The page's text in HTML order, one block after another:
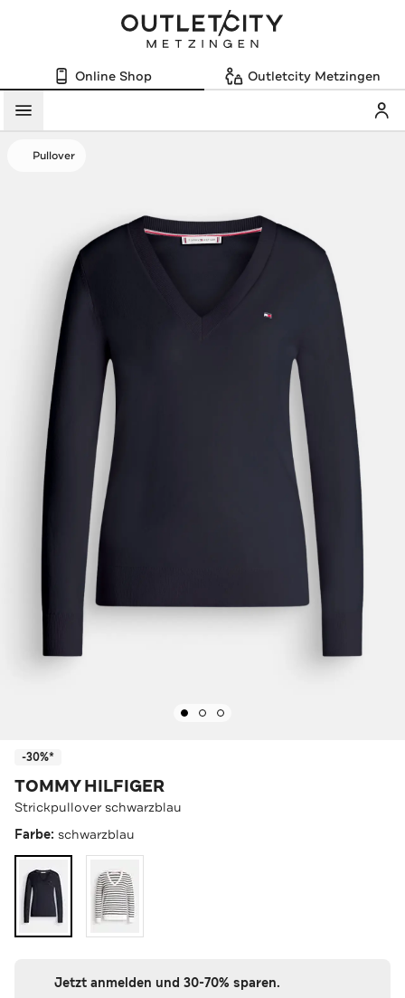
Online Shop Outletcity Metzingen
Menü
Pullover
-30%*
TOMMY HILFIGER
Strickpullover schwarzblau
Farbe: schwarzblau
Jetzt anmelden und 30-70% sparen.